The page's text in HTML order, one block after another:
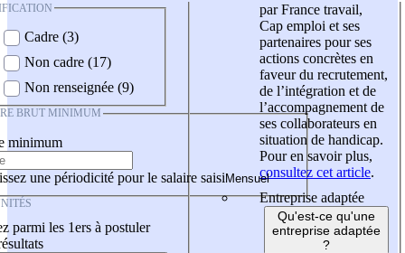
Cadre (3)
Non cadre (17)
Non renseignée (9)
BRUT MINIMUM
minimum
une périodicité pour le salaire saisi
parmi les 1ers à postuler
par France travail,
Cap emploi et ses
partenaires pour ses
actions concrètes en
faveur du recrutement,
de l’intégration et de
l’accompagnement de
ses collaborateurs en
situation de handicap.
Pour en savoir plus,
consultez cet article.
Entreprise adaptée
Qu'est-ce qu'une
entreprise adaptée
?